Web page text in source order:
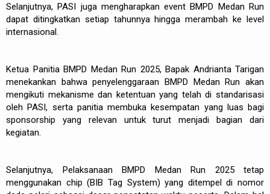
Selanjutnya, PASI juga mengharapkan event BMPD Medan Run
dapat ditingkatkan setiap tahunnya hingga merambah ke level
internasional.
Ketua Panitia BMPD Medan Run 2025, Bapak Andrianta Tarigan
menekankan bahwa penyelenggaraan BMPD Medan Run akan
mengikuti mekanisme dan ketentuan yang telah di standarisasi
oleh PASI, serta panitia membuka kesempatan yang luas bagi
sponsorship yang relevan untuk turut menjadi bagian dari
kegiatan.
Selanjutnya, Pelaksanaan BMPD Medan Run 2025 tetap
menggunakan chip (BIB Tag System) yang ditempel di nomor